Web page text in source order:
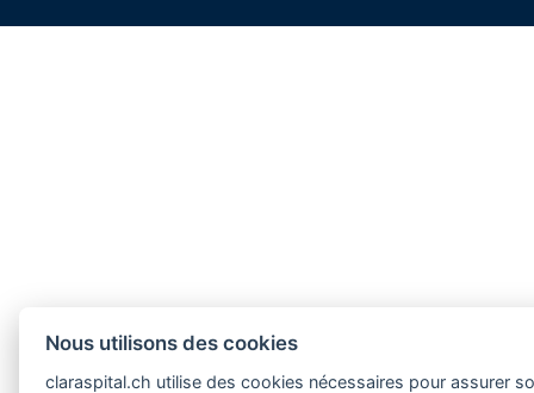
Nous utilisons des cookies
claraspital.ch utilise des cookies nécessaires pour assurer